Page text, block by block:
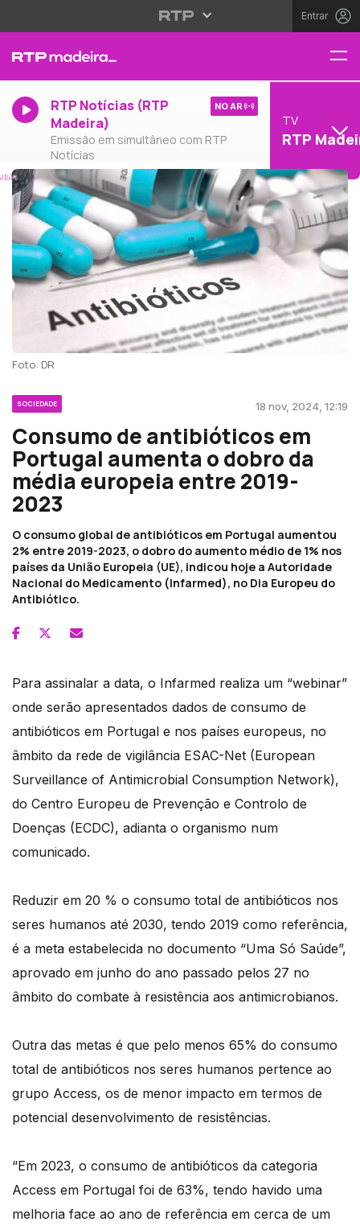
Entrar
RTP Notícias (RTP
Madeira)
Emissão em simultâneo com RTP
Notícias
NO AR
TV
RTP
Foto: DR
SOCIEDADE 18 nov, 2024, 12:19
Consumo de antibióticos em
Portugal aumenta o dobro da
média europeia entre 2019-
2023
O consumo global de antibióticos em Portugal aumentou
2% entre 2019-2023, o dobro do aumento médio de 1% nos
países da União Europeia (UE), indicou hoje a Autoridade
Nacional do Medicamento (Infarmed), no Dia Europeu do
Antibiótico.
Para assinalar a data, o Infarmed realiza um “webinar”
onde serão apresentados dados de consumo de
antibióticos em Portugal e nos países europeus, no
âmbito da rede de vigilância ESAC-Net (European
Surveillance of Antimicrobial Consumption Network),
do Centro Europeu de Prevenção e Controlo de
Doenças (ECDC), adianta o organismo num
comunicado.
Reduzir em 20 % o consumo total de antibióticos nos
seres humanos até 2030, tendo 2019 como referência,
é a meta estabelecida no documento “Uma Só Saúde”,
aprovado em junho do ano passado pelos 27 no
âmbito do combate à resistência aos antimicrobianos.
Outra das metas é que pelo menos 65% do consumo
total de antibióticos nos seres humanos pertence ao
grupo Access, os de menor impacto em termos de
potencial desenvolvimento de resistências.
“Em 2023, o consumo de antibióticos da categoria
Access em Portugal foi de 63%, tendo havido uma
melhoria face ao ano de referência em cerca de um